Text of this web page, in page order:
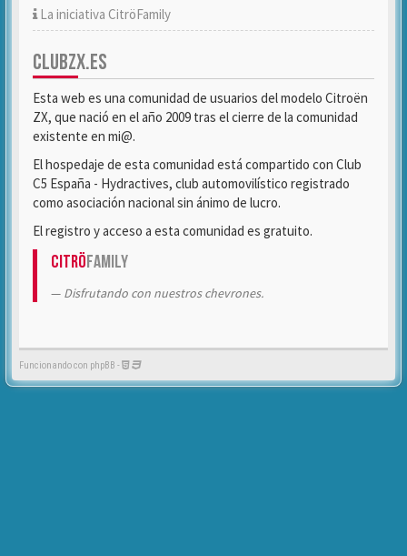
La iniciativa CitröFamily
CLUBZX.ES
Esta web es una comunidad de usuarios del modelo Citroën
ZX, que nació en el año 2009 tras el cierre de la comunidad
existente en mi@.
El hospedaje de esta comunidad está compartido con Club
C5 España - Hydractives, club automovilístico registrado
como asociación nacional sin ánimo de lucro.
El registro y acceso a esta comunidad es gratuito.
CitröFamily
Disfrutando con nuestros chevrones.
Funcionando con phpBB -